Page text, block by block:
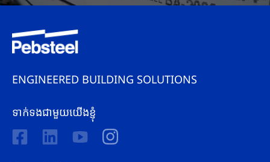
ENGINEERED BUILDING SOLUTIONS
ទាក់ទងជាមួយយើងខ្ញុំ